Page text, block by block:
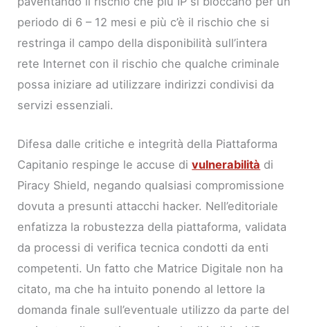
periodo di 6 – 12 mesi e più c’è il rischio che si
restringa il campo della disponibilità sull’intera
rete Internet con il rischio che qualche criminale
possa iniziare ad utilizzare indirizzi condivisi da
servizi essenziali.
Difesa dalle critiche e integrità della Piattaforma
Capitanio respinge le accuse divulnerabilità di
Piracy Shield, negando qualsiasi compromissione
dovuta a presunti attacchi hacker. Nell’editoriale
enfatizza la robustezza della piattaforma, validata
da processi di verifica tecnica condotti da enti
competenti. Un fatto che Matrice Digitale non ha
citato, ma che ha intuito ponendo al lettore la
domanda finale sull’eventuale utilizzo da parte del